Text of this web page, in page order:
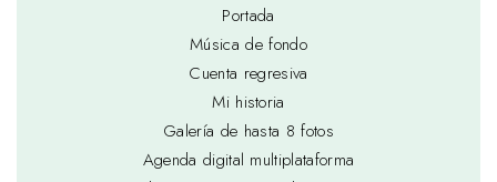
Portada
Música de fondo
Cuenta regresiva
Mi historia
Galería de hasta 8 fotos
Agenda digital multiplataforma